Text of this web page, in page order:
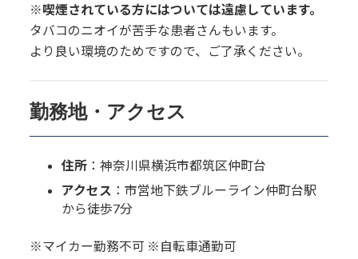
※喫煙されている方にはついては遠慮しています。
タバコのニオイが苦手な患者さんもいます。
より良い環境のためですので、ご了承ください。
勤務地・アクセス
住所 ：神奈川県横浜市都筑区仲町台
アクセス ：市営地下鉄ブルーライン仲町台駅
から徒歩7分
※マイカー勤務不可 ※自転車通勤可